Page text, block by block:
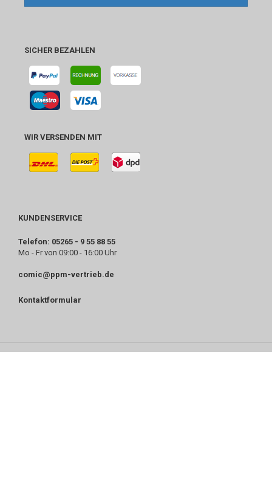
SICHER BEZAHLEN
WIR VERSENDEN MIT
KUNDENSERVICE
Telefon: 05265 - 9 55 88 55
Mo - Fr von 09:00 - 16:00 Uhr
comic@ppm-vertrieb.de
Kontaktformular